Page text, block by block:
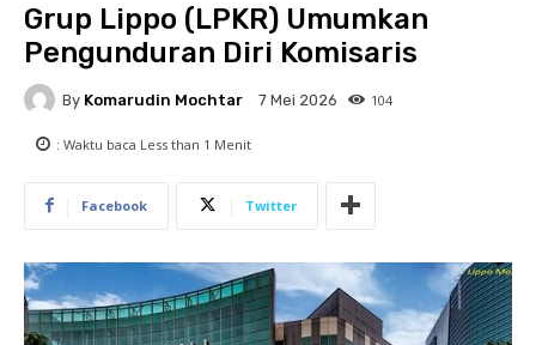
Grup Lippo (LPKR) Umumkan
Pengunduran Diri Komisaris
By Komarudin Mochtar 7 Mei 2026 104
: Waktu baca Less than 1 Menit
Facebook Twitter